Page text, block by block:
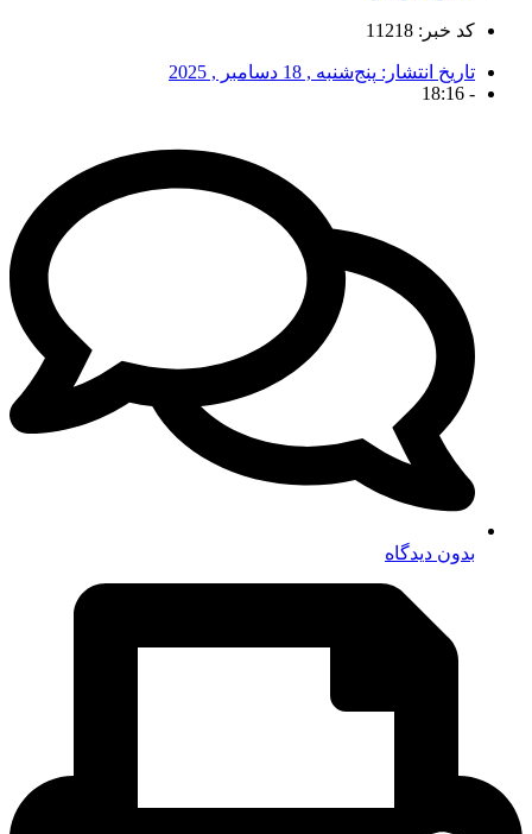
کد خبر: 11218
تاریخ انتشار: پنج‌شنبه , 18 دسامبر , 2025
-
18:16
بدون دیدگاه